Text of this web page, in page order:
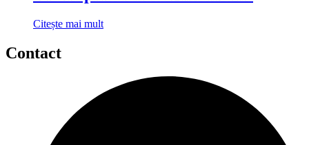
Citește mai mult
Contact